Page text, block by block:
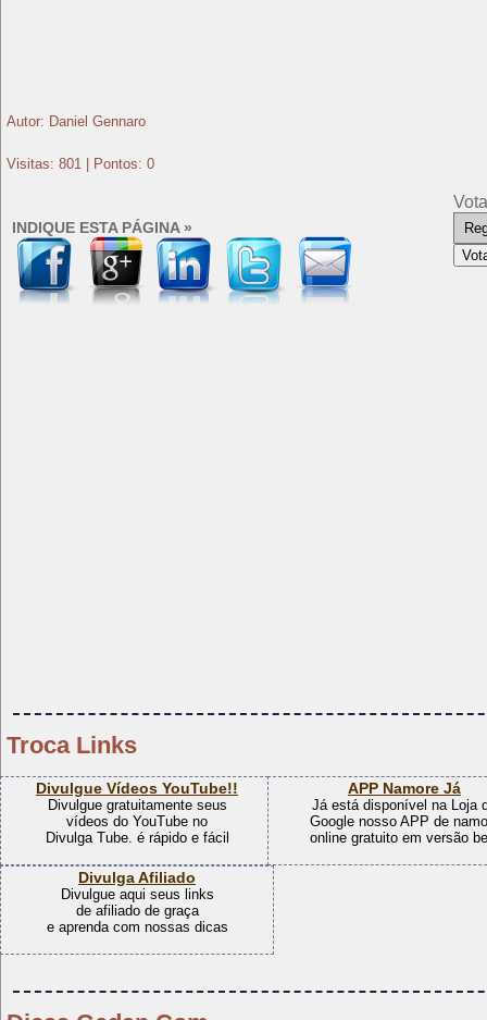
Autor: Daniel Gennaro
Visitas: 801 | Pontos: 0
INDIQUE ESTA PÁGINA »
Troca Links
Divulgue Vídeos YouTube!!
Divulgue gratuitamente seus
vídeos do YouTube no
Divulga Tube. é rápido e fácil
APP Namore Já
Já está disponível na Loja
Google nosso APP de
online gratuito em versão
Divulga Afiliado
Divulgue aqui seus links
de afiliado de graça
e aprenda com nossas dicas